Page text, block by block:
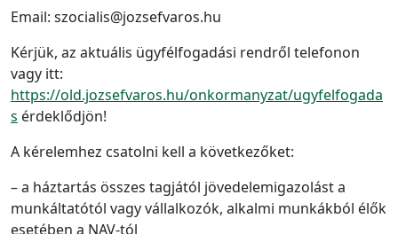
Email: szocialis@jozsefvaros.hu
Kérjük, az aktuális ügyfélfogadási rendről telefonon
vagy itt:
https://old.jozsefvaros.hu/onkormanyzat/ugyfelfogada
s érdeklődjön!
A kérelemhez csatolni kell a következőket:
– a háztartás összes tagjától jövedelemigazolást a
munkáltatótól vagy vállalkozók, alkalmi munkákból élők
esetében a NAV-tól